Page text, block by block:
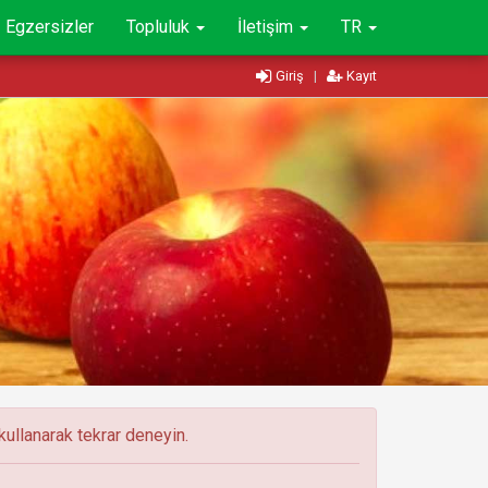
Egzersizler Topluluk İletişim TR
Giriş | Kayıt
tekrar deneyin.